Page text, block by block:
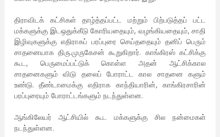
திராவிடக் கட்சிகள் தாழ்த்தப்பட்ட மற்றும் பிற்படுத்தப் பட்ட
மக்களுக்கு இடஒதுக்கீடு கோரியதையும், வழங்கியதையும், சாதி
இழிவுகளுக்கு எதிராகப் பரப்புரை செய்ததையும் தனிப் பெரும்
சாதனையாக திரு.முருகேசன் கூறுகிறார். காங்கிரஸ் கட்சிக்கு
கூட, பெருமைப்பட்டுக் கொள்ள அதன் ஆட்சிக்கால
சாதனைகளும் விடு தலைப் போராட்ட கால சாதனை களும்
உண்டு. தீண்டாமைக்கு எதிராக காந்தியாரின், காங்கிரசாரின்
பரப்புரையும் போராட்டங்களும் நடந்துள்ளன.
ஆங்கிலேயர் ஆட்சியில் கூட மக்களுக்கு சில நன்மைகள்
நடந்துள்ளன.